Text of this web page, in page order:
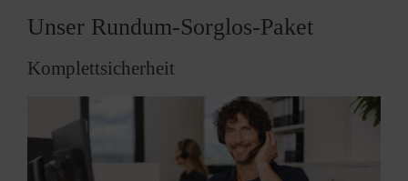
Unser Rundum-Sorglos-Paket
Komplettsicherheit